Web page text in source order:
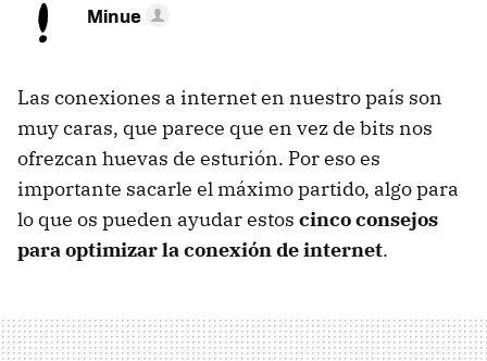
Minue
Las conexiones a internet en nuestro país son
muy caras, que parece que en vez de bits nos
ofrezcan huevas de esturión. Por eso es
importante sacarle el máximo partido, algo para
lo que os pueden ayudar estos cinco consejos
para optimizar la conexión de internet.